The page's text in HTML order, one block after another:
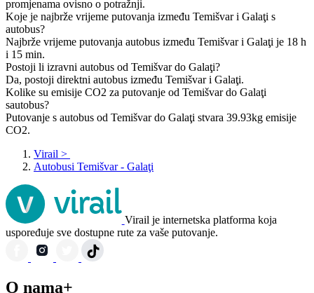
promjenama ovisno o potražnji.
Koje je najbrže vrijeme putovanja između Temišvar i Galaţi s
autobus?
Najbrže vrijeme putovanja autobus između Temišvar i Galaţi je 18 h
i 15 min.
Postoji li izravni autobus od Temišvar do Galaţi?
Da, postoji direktni autobus između Temišvar i Galaţi.
Kolike su emisije CO2 za putovanje od Temišvar do Galaţi
sautobus?
Putovanje s autobus od Temišvar do Galaţi stvara 39.93kg emisije
CO2.
Virail >
Autobusi Temišvar - Galaţi
Virail je internetska platforma koja
uspoređuje sve dostupne rute za vaše putovanje.
O nama+